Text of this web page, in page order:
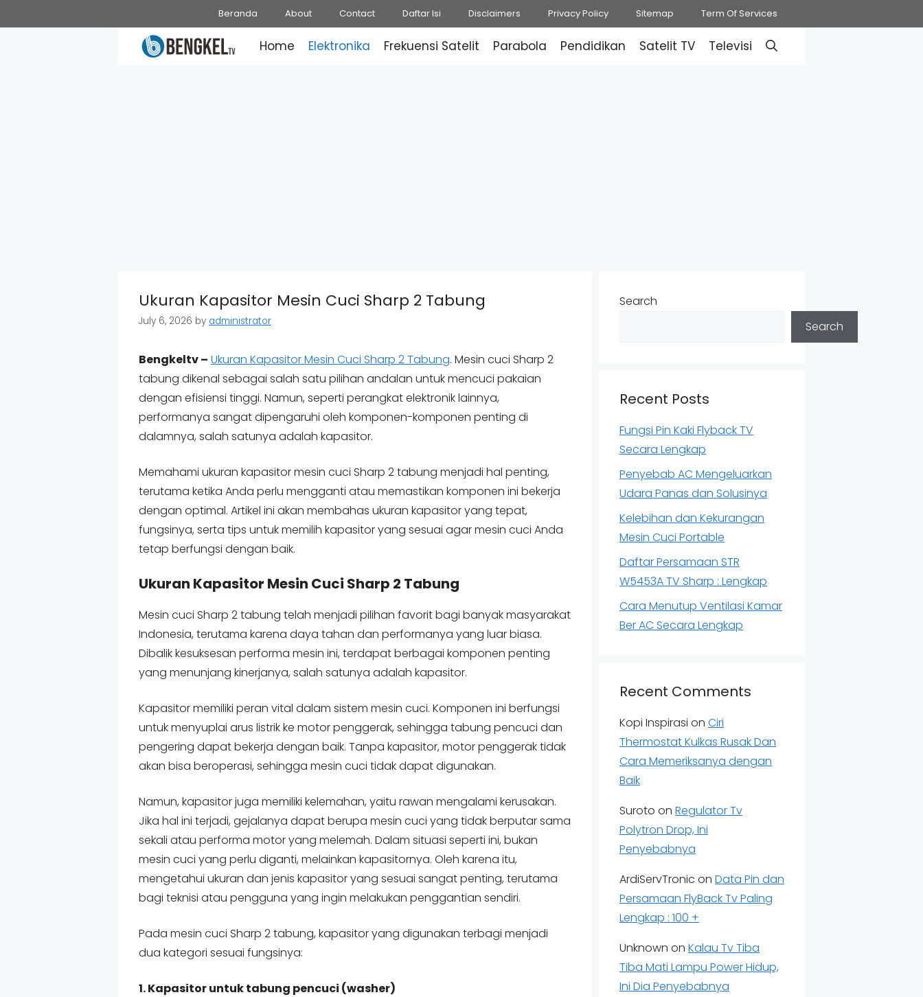
to
Beranda About Contact Daftar Isi Disclaimers Privacy Policy Sitemap Term Of Services
Home Elektronika Frekuensi Satelit Parabola Pendidikan Satelit TV Televisi
Ukuran Kapasitor Mesin Cuci Sharp 2 Tabung
July 6, 2026 by administrator
Bengkeltv – Ukuran Kapasitor Mesin Cuci Sharp 2 Tabung. Mesin cuci Sharp 2
tabung dikenal sebagai salah satu pilihan andalan untuk mencuci pakaian
dengan efisiensi tinggi. Namun, seperti perangkat elektronik lainnya,
performanya sangat dipengaruhi oleh komponen-komponen penting di
dalamnya, salah satunya adalah kapasitor.
Memahami ukuran kapasitor mesin cuci Sharp 2 tabung menjadi hal penting,
terutama ketika Anda perlu mengganti atau memastikan komponen ini bekerja
dengan optimal. Artikel ini akan membahas ukuran kapasitor yang tepat,
fungsinya, serta tips untuk memilih kapasitor yang sesuai agar mesin cuci Anda
tetap berfungsi dengan baik.
Ukuran Kapasitor Mesin Cuci Sharp 2 Tabung
Mesin cuci Sharp 2 tabung telah menjadi pilihan favorit bagi banyak masyarakat
Indonesia, terutama karena daya tahan dan performanya yang luar biasa.
Dibalik kesuksesan performa mesin ini, terdapat berbagai komponen penting
yang menunjang kinerjanya, salah satunya adalah kapasitor.
Kapasitor memiliki peran vital dalam sistem mesin cuci. Komponen ini berfungsi
untuk menyuplai arus listrik ke motor penggerak, sehingga tabung pencuci dan
pengering dapat bekerja dengan baik. Tanpa kapasitor, motor penggerak tidak
akan bisa beroperasi, sehingga mesin cuci tidak dapat digunakan.
Namun, kapasitor juga memiliki kelemahan, yaitu rawan mengalami kerusakan.
Jika hal ini terjadi, gejalanya dapat berupa mesin cuci yang tidak berputar sama
sekali atau performa motor yang melemah. Dalam situasi seperti ini, bukan
mesin cuci yang perlu diganti, melainkan kapasitornya. Oleh karena itu,
mengetahui ukuran dan jenis kapasitor yang sesuai sangat penting, terutama
bagi teknisi atau pengguna yang ingin melakukan penggantian sendiri.
Pada mesin cuci Sharp 2 tabung, kapasitor yang digunakan terbagi menjadi
dua kategori sesuai fungsinya:
1. Kapasitor untuk tabung pencuci (washer)
Search
Search
Recent Posts
Fungsi Pin Kaki Flyback TV
Secara Lengkap
Penyebab AC Mengeluarkan
Udara Panas dan Solusinya
Kelebihan dan Kekurangan
Mesin Cuci Portable
Daftar Persamaan STR
W5453A TV Sharp : Lengkap
Cara Menutup Ventilasi Kamar
Ber AC Secara Lengkap
Recent Comments
Kopi Inspirasi on Ciri
Thermostat Kulkas Rusak Dan
Cara Memeriksanya dengan
Baik
Suroto on Regulator Tv
Polytron Drop, Ini
Penyebabnya
ArdiServTronic on Data Pin dan
Persamaan FlyBack Tv Paling
Lengkap : 100 +
Unknown on Kalau Tv Tiba
Tiba Mati Lampu Power Hidup,
Ini Dia Penyebabnya